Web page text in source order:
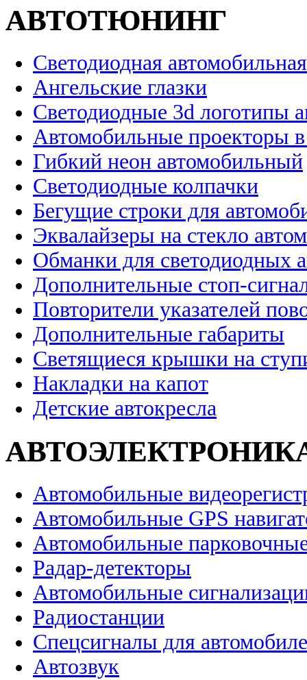
АВТОТЮНИНГ
Светодиодная
Ангельские глазки
Светодиодные 3d логотипы
Автомобильные проекторы
Гибкий неон автомобильный
Светодиодные колпачки
Бегущие строки для
Эквалайзеры на стекло
Обманки для светодиодных
Дополнительные стоп-
Повторители указателей
Дополнительные габариты
Светящиеся крышки на
Накладки на капот
Детские автокресла
Автомобильные
Автомобильные GPS
Автомобильные
Радар-детекторы
Автомобильные
Радиостанции
Спецсигналы для
Автозвук